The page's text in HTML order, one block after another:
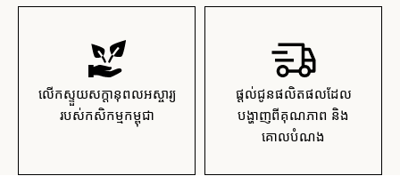
លើកស្ទួយសក្តានុពលអស្ចារ្យ
របស់កសិកម្មកម្ពុជា
ផ្តល់ជូនផលិតផលដែល
បង្ហាញពីគុណភាព និង
គោលបំណង